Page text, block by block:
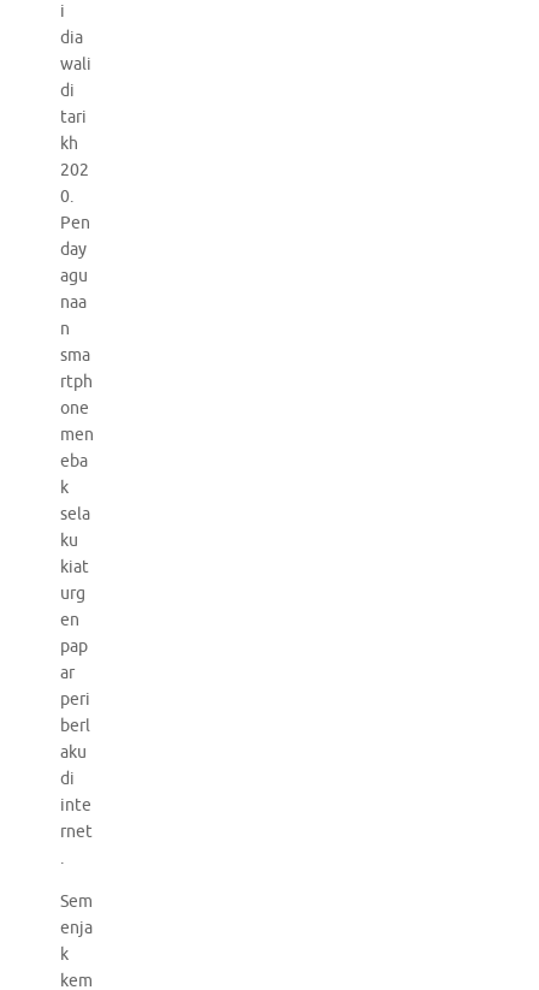
i
dia
wali
di
tari
kh
202
0.
Pen
day
agu
naa
n
sma
rtph
one
men
eba
k
sela
ku
kiat
urg
en
pap
ar
peri
berl
aku
di
inte
rnet
.
Sem
enja
k
kem